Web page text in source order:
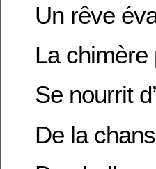
Un rêve
La chimère
Se nourrit
De la